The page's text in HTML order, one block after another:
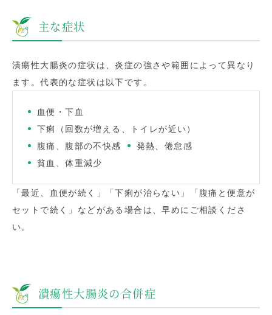
主な症状
潰瘍性大腸炎の症状は、炎症の強さや範囲によって異なり
ます。代表的な症状は以下です。
血便・下血
下痢（回数が増える、トイレが近い）
腹痛、腹部の不快感
発熱、倦怠感
貧血、体重減少
「最近、血便が続く」「下痢が治らない」「腹痛と便意が
セットで続く」などがある場合は、早めにご相談くださ
い。
潰瘍性大腸炎の合併症